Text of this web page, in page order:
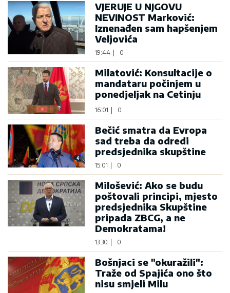
VJERUJE U NJGOVU
NEVINOST Marković:
Iznenađen sam hapšenjem
Veljovića
19:44 0
Milatović: Konsultacije o
mandataru počinjem u
ponedjeljak na Cetinju
16:01 0
Bečić smatra da Evropa
sad treba da odredi
predsjednika skupštine
15:01 0
Milošević: Ako se budu
poštovali principi, mjesto
predsjednika Skupštine
pripada ZBCG, a ne
Demokratama!
13:30 0
Bošnjaci se "okuražili":
Traže od Spajića ono što
nisu smjeli Milu